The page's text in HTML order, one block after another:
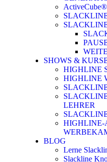
ActiveCube®
SHOWS &
HIGHLINE
HIGHLINE
LEHRER
HIGHLINE-
BLOG
Lerne
Slackline